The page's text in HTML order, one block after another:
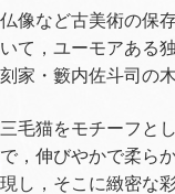
仏像など古美術の保
いて，ユーモアある
刻家・籔内佐斗司の
三毛猫をモチーフと
で，伸びやかで柔ら
現し，そこに緻密な